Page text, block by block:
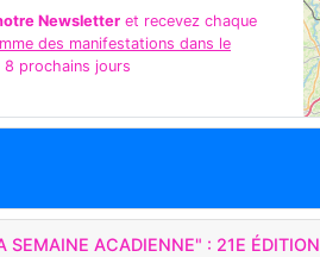
Newsletter et recevez chaque
des manifestations dans le
8 prochains jours
SEMAINE ACADIENNE" : 21E ÉDITION